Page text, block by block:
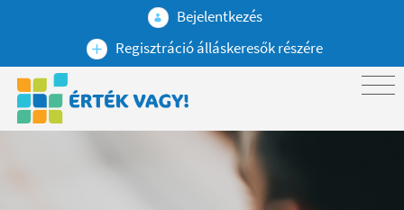
Bejelentkezés
Regisztráció álláskeresők részére